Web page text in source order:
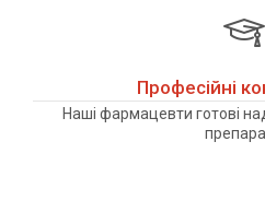
Професійні
Наші фармацевти готові